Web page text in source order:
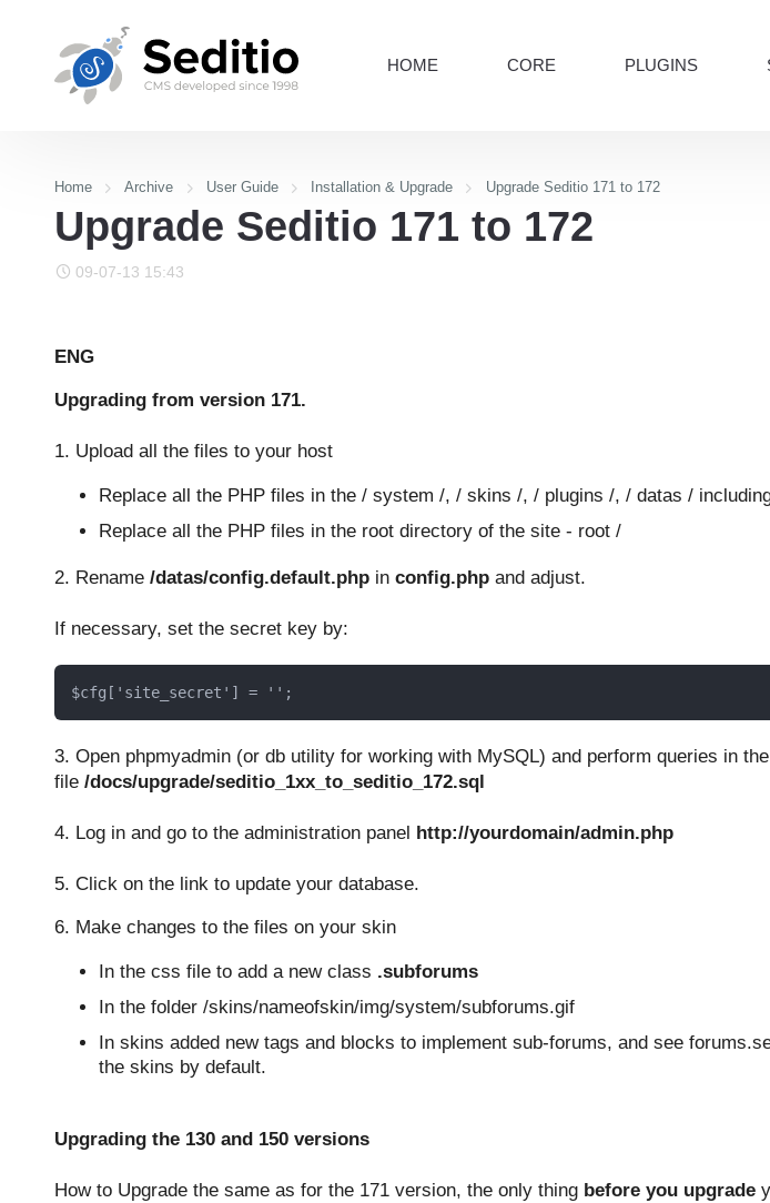
HOME CORE PLUGINS
Home Archive User Guide Installation & Upgrade Upgrade Seditio 171 to 172
Upgrade Seditio 171 to 172
09-07-13 15:43
ENG
Upgrading from version 171.
1. Upload all the files to your host
Replace all the PHP files in the / system /, / skins /, / plugins /, / datas /
Replace all the PHP files in the root directory of the site - root /
2. Rename /datas/config.default.php in config.php and adjust.
If necessary, set the secret key by:
$cfg['site_secret'] = '';
3. Open phpmyadmin (or db utility for working with MySQL) and perform queries in the
file /docs/upgrade/seditio_1xx_to_seditio_172.sql
4. Log in and go to the administration panel http://yourdomain/admin.php
5. Click on the link to update your database.
6. Make changes to the files on your skin
In the css file to add a new class .subforums
In the folder /skins/nameofskin/img/system/subforums.gif
In skins added new tags and blocks to implement sub-forums, and see
the skins by default.
Upgrading the 130 and 150 versions
How to Upgrade the same as for the 171 version, the only thing before you upgrade